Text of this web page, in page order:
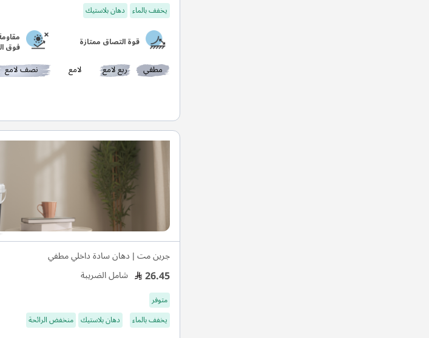
يخفف بالماء دهان بلاستيك
قوة التصاق ممتازة فوق
مطفي ربع لامع لامع نصف لامع
جرين مت | دهان سادة داخلي مطفي
26.45 شامل الضريبة
متوفر
يخفف بالماء
دهان بلاستيك منخفض الرائحة